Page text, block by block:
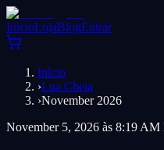
InícioLojaBlogEntrar
Início
›Lua Cheia
›November 2026
November 5, 2026 às 8:19 AM